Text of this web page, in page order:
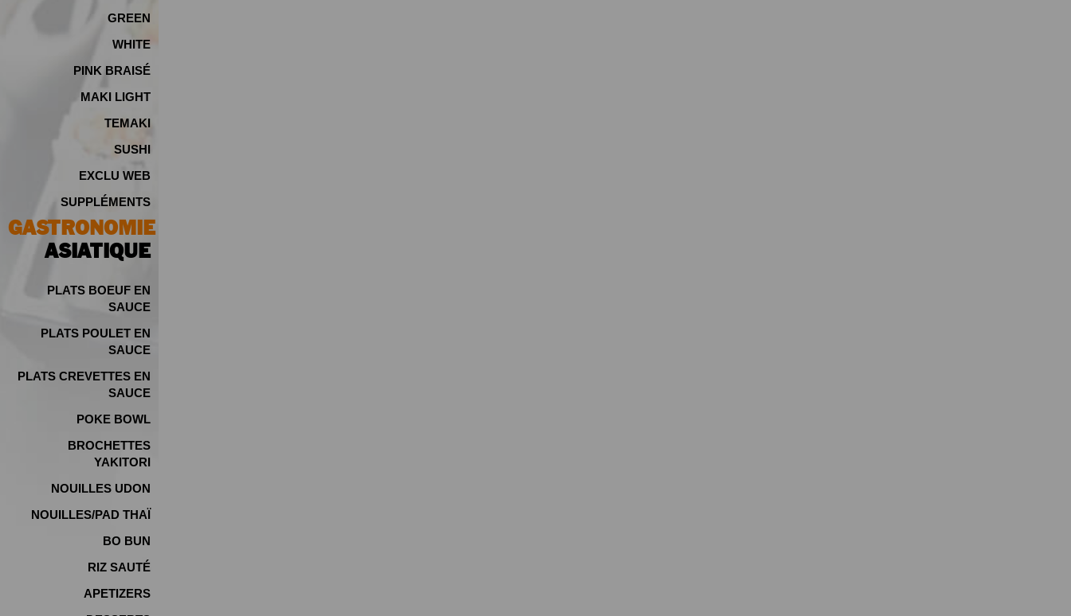
GREEN
WHITE
PINK BRAISÉ
MAKI LIGHT
TEMAKI
SUSHI
EXCLU WEB
SUPPLÉMENTS
GASTRONOMIE
ASIATIQUE
PLATS BOEUF EN
SAUCE
PLATS POULET EN
SAUCE
PLATS CREVETTES EN
SAUCE
POKE BOWL
BROCHETTES
YAKITORI
NOUILLES UDON
NOUILLES/PAD THAÏ
BO BUN
RIZ SAUTÉ
APETIZERS